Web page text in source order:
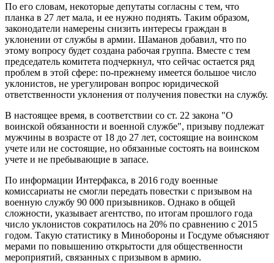
По его словам, некоторые депутаты согласны с тем, что
планка в 27 лет мала, и ее нужно поднять. Таким образом,
законодатели намерены снизить интересы граждан в
уклонении от службы в армии. Шаманов добавил, что по
этому вопросу будет создана рабочая группа. Вместе с тем
председатель комитета подчеркнул, что сейчас остается ряд
проблем в этой сфере: по-прежнему имеется большое число
уклонистов, не урегулирован вопрос юридической
ответственности уклонения от получения повестки на службу.
В настоящее время, в соответствии со ст. 22 закона "О
воинской обязанности и военной службе", призыву подлежат
мужчины в возрасте от 18 до 27 лет, состоящие на воинском
учете или не состоящие, но обязанные состоять на воинском
учете и не пребывающие в запасе.
По информации Интерфакса, в 2016 году военные
комиссариаты не смогли передать повестки с призывом на
военную службу 90 000 призывников. Однако в общей
сложности, указывает агентство, по итогам прошлого года
число уклонистов сократилось на 20% по сравнению с 2015
годом. Такую статистику в Минобороны и Госдуме объясняют
мерами по повышению открытости для общественности
мероприятий, связанных с призывом в армию.